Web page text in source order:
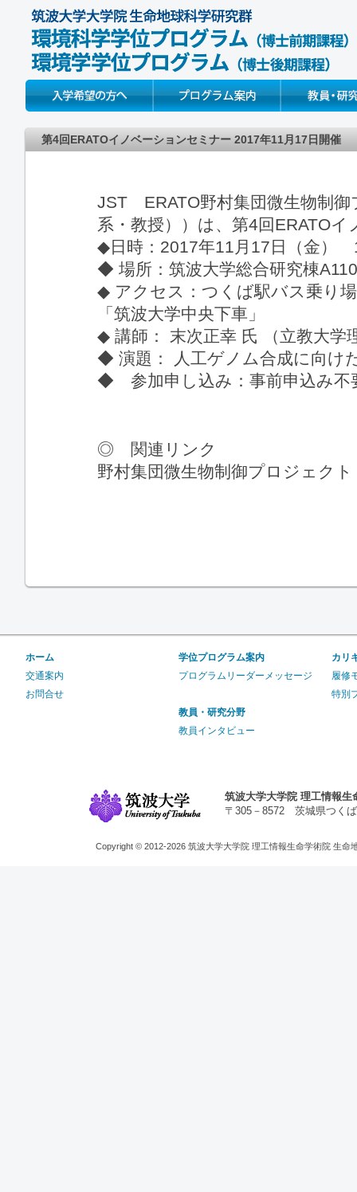
Prospective Students
第4回ERATOイノベーションセミナー 2017年11月17日開催
JST ERATO野村集団微生物制御
系・教授））は、第4回ERATO
◆日時：2017年11月17日（金）
◆ 場所：筑波大学総合研究棟
◆ アクセス：つくば駅バス乗り
「筑波大学中央下車」
◆ 講師： 末次正幸 氏 （立教大学
◆ 演題： 人工ゲノム合成に向け
◆ 参加申し込み：事前申込み不
◎ 関連リンク
野村集団微生物制御プロジェク
ホーム
交通案内
お問合せ
学位プログラム案内
プログラムリーダーメッセージ
教員・研究分野
教員インタビュー
カリ
履修
特別
筑波大学大学院 理工情報
〒305－8572 茨城県つくば
Copyright © 2012-2026 筑波大学大学院 理工情報生命学術院 生